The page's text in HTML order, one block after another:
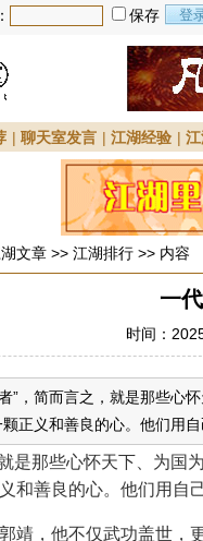
保存
| 聊天室发言 | 江湖经验 |
文章 >> 江湖排行 >> 内容
一
时间：
”，简而言之，就是那些心
正义和善良的心。他们用
是那些心怀天下、为国
和善良的心。他们用自
靖，他不仅武功盖世，